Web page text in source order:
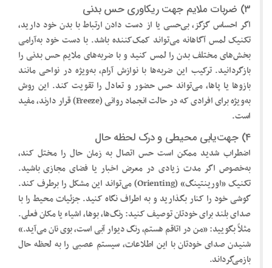
۳) ضربات ملایم جهت ریکاوری حس بدنی
اگر احساس گزگز، بی‌حسی یا از دست دادن ارتباط با بدن خود دارید،
تکنیک لمس آگاهانه می‌تواند کمک‌کننده باشد. با دست خود به‌آرامی
بخش‌های مختلف بدن را لمس کنید و با ضربه‌های ملایم حس بدنی را
بازگردانید. ترکیب این ضربه‌ها با نوازش آرام، به‌ویژه در نواحی مانند
بازوها یا پاها، می‌تواند حس حضور و تعادل را تقویت کند. این روش
به‌ویژه برای افرادی که در حالت انجماد روانی (Freeze) قرار دارند، مفید
است.
۴) جهت‌یابی محیطی و درک لحظه حال
اضطراب شدید ممکن است حس اتصال به زمان حال را مختل کند،
به‌خصوص اگر مدت زیادی در معرض اخبار یا فضای مجازی باشید.
تکنیک «اورینتینگ» (Orienting) می‌تواند این مشکل را برطرف کند.
گوشی خود را کنار بگذارید و به اطراف نگاه کنید. جزئیات محیط را با
صدای بلند برای خودتان توصیف کنید: رنگ‌ها، بوها، اشیاء یا مکان فعلی.
مثلاً بگویید: «من در اتاقم هستم، رنگ دیوار آبی است، بوی نان می‌آید.»
شنیدن صدای خودتان با این اطلاعات، سیستم عصبی را به لحظه حال
بازمی‌گرداند.